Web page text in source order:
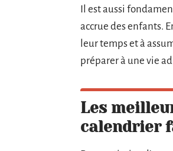
Il est aussi
accrue des enfants.
leur temps et à
préparer à une vie
Les
calendrier